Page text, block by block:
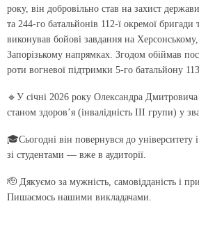
року, він добровільно став на захист
та 244-го батальйонів 112-ї окремої бригади
виконував бойові завдання на
Запорізькому напрямках. Згодом обіймав
роти вогневої підтримки 5-го батальйону
🔹У січні 2026 року Олександра
станом здоров’я (інвалідність ІІІ групи) у
🎓Сьогодні він повернувся до
зі студентами — вже в аудиторії.
🫡 Дякуємо за мужність, самовідданість і
Пишаємось нашими викладачами.